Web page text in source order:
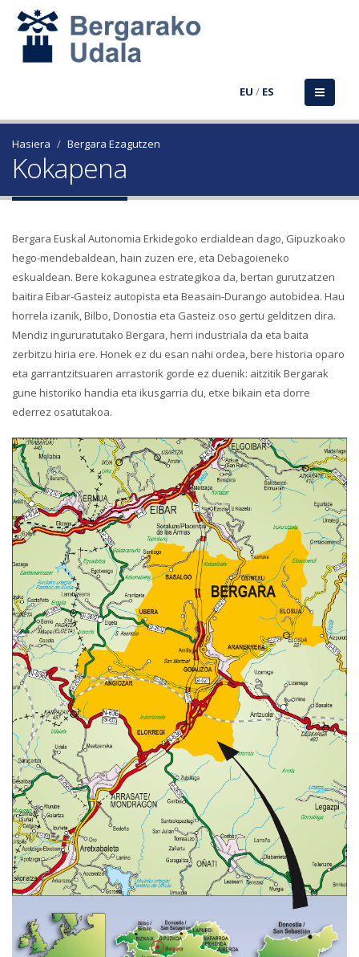
EU / ES
Hasiera Bergara Ezagutzen
Kokapena
Bergara Euskal Autonomia Erkidegoko erdialdean dago, Gipuzkoako
hego-mendebaldean, hain zuzen ere, eta Debagoieneko
eskualdean. Bere kokagunea estrategikoa da, bertan gurutzatzen
baitira Eibar-Gasteiz autopista eta Beasain-Durango autobidea. Hau
horrela izanik, Bilbo, Donostia eta Gasteiz oso gertu gelditzen dira.
Mendiz ingururatutako Bergara, herri industriala da eta baita
zerbitzu hiria ere. Honek ez du esan nahi ordea, bere historia oparo
eta garrantzitsuaren arrastorik gorde ez duenik: aitzitik Bergarak
gune historiko handia eta ikusgarria du, etxe bikain eta dorre
ederrez osatutakoa.